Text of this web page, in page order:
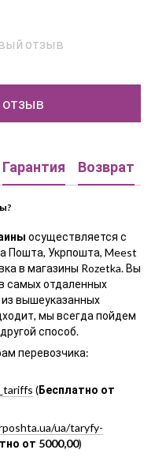
отзыв
Гарантия Возврат
осуществляется с
Пошта, Укрпошта, Meest
в магазины Rozetka. Вы
самых отдаленных
из вышеуказанных
мы всегда пойдем
способ.
перевозчика:
(Бесплатно от
ua/taryfy-
от 5000,00)